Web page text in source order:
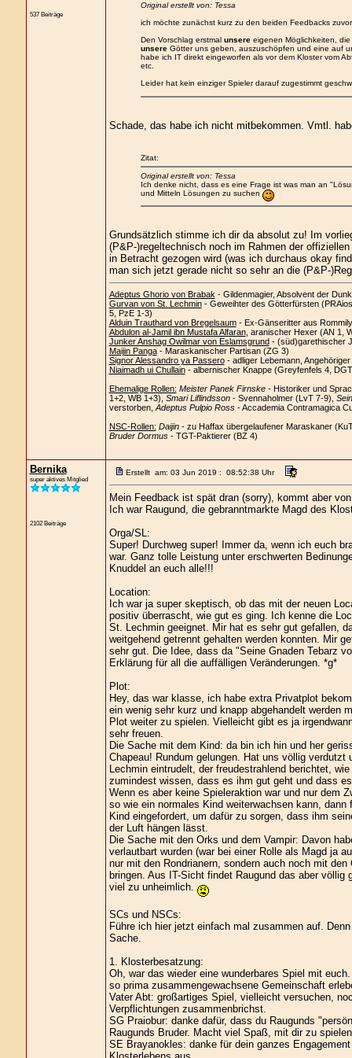
537 Beiträge
Original erstellt von: Tessa
ich möchte zunächst kurz zu den beiden Feedbacks
Den Vorschlag erstmal unsereeigenen Möglichkeiten, die
unsereGötter uns geben, auszuschöpfen und eine auf
habe ich IT direkt eingeworfen als vor dem Kloster vom
etc.
Leider hat kein einziger Spieler darauf zugestimmt
Schade, das habe ich nicht mitbekommen. Vmtl.
Zitat:
Original erstellt von: Tessa
Ich denke nicht, dass es eine Frage ist was man an
und Mitteln Lösungen zu suchen
Grundsätzlich stimme ich dir da absolut zu! Im
(P&P-)regeltechnisch noch im Rahmen der
in Betracht gezogen wird (was ich durchaus okay
man sich jetzt gerade nicht so sehr an die (P&P-
Adeptus Ghorio von Brabak - Gildenmagier, Absolvent der
Gurvan von St. Lechmin- Geweihter des Götterfürsten
5, PzE 1-3)
Alduin Trauthard von Bregelsaum- Ex-Gänseritter aus
Abdulon al-Jamil ibn Mustafa Alfaran, aranischer Hexer (AN 1,
Junker Anshag Owilmar von Eslamsgrund- (süd)garethischer
Maijin Panga- Maraskanischer Partisan (ZG 3)
Signor Alessandro ya Passero- adliger Lebemann,
Niaimadh ui Chullain- albernischer Knappe (Greyfenfels 4,
Ehemalige Rollen: Meister Panek Firnske- Historiker und
1+2, WB 1+3), Smari Liflindsson- Svennaholmer (LvT 7-9),
verstorben, Adeptus Pulpio Ross- Accademia Contramagica
NSC-Rollen: Daijin- zu Haffax übergelaufener Maraskaner
Bruder Dormus- TGT-Paktierer (BZ 4)
Bernika
super aktives Mitglied
2102 Beiträge
Erstellt am: 03 Jun 2019 : 08:52:38 Uhr
Mein Feedback ist spät dran (sorry), kommt aber
Ich war Raugund, die gebranntmarkte Magd des
Orga/SL:
Super! Durchweg super! Immer da, wenn ich euch
war. Ganz tolle Leistung unter erschwerten
Knuddel an euch alle!!!
Location:
Ich war ja super skeptisch, ob das mit der neuen
positiv überrascht, wie gut es ging. Ich kenne die
St. Lechmin geeignet. Mir hat es sehr gut gefallen,
weitgehend getrennt gehalten werden konnten. Mir
sehr gut. Die Idee, dass da "Seine Gnaden Tebarz
Erklärung für all die auffälligen Veränderungen. *g*
Plot:
Hey, das war klasse, ich habe extra Privatplot
ein wenig sehr kurz und knapp abgehandelt werden
Plot weiter zu spielen. Vielleicht gibt es ja
sehr freuen.
Die Sache mit dem Kind: da bin ich hin und her
Chapeau! Rundum gelungen. Hat uns völlig
Lechmin eintrudelt, der freudestrahlend berichtet,
zumindest wissen, dass es ihm gut geht und dass
Wenn es aber keine Spieleraktion war und nur dem
so wie ein normales Kind weiterwachsen kann,
Kind eingefordert, um dafür zu sorgen, dass ihm
der Luft hängen lässt.
Die Sache mit den Orks und dem Vampir: Davon
verlautbart wurden (war bei einer Rolle als Magd ja
nur mit den Rondrianern, sondern auch noch mit
bringen. Aus IT-Sicht findet Raugund das aber
viel zu unheimlich.
SCs und NSCs:
Führe ich hier jetzt einfach mal zusammen auf.
Sache.
1. Klosterbesatzung:
Oh, war das wieder eine wunderbares Spiel mit
so prima zusammengewachsene Gemeinschaft
Vater Abt: großartiges Spiel, vielleicht versuchen,
Verpflichtungen zusammenbrichst.
SG Praiobur: danke dafür, dass du Raugunds
Raugunds Bruder. Macht viel Spaß, mit dir zu
SE Brayanokles: danke für dein ganzes
Klosterlebens aus.